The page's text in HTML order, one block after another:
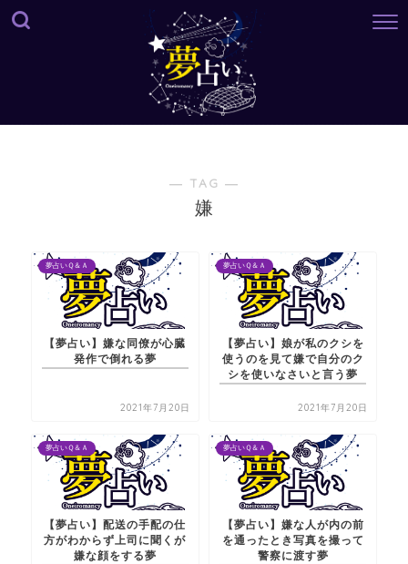
― TAG ―
嫌
夢占いＱ＆Ａ
【夢占い】嫌な同僚が心臓
発作で倒れる夢
2021年7月20日
夢占いＱ＆Ａ
【夢占い】娘が私のクシを
使うのを見て嫌で自分のク
シを使いなさいと言う夢
2021年7月20日
夢占いＱ＆Ａ
【夢占い】配送の手配の仕
方がわからず上司に聞くが
嫌な顔をする夢
夢占いＱ＆Ａ
【夢占い】嫌な人が内の前
を通ったとき写真を撮って
警察に渡す夢